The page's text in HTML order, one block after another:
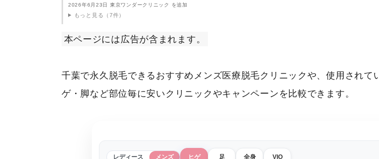
2026年6月23日 東京ワンダークリニック を追加
もっと見る（7件）
本ページには広告が含まれます。
千葉で永久脱毛できるおすすめメンズ医療脱毛クリニックや、使用され
ゲ・脚など部位毎に安いクリニックやキャンペーンを比較できます。
レディース メンズ ヒゲ 足 全身 VIO